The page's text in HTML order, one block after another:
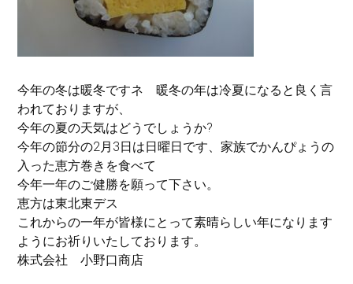
今年の冬は暖冬ですネ 暖冬の年は冷夏になると良く言
われておりますが、
今年の夏の天気はどうでしょうか?
今年の節分の2月3日は日曜日です、家族でかんぴょうの
入った恵方巻きを食べて
今年一年のご健勝を願って下さい。
恵方は東北東デス
これからの一年が皆様にとって素晴らしい年になります
ようにお祈りいたしております。
株式会社 小野口商店